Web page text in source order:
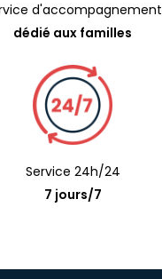
d'accompagnement
dédié aux familles
Service 24h/24
7 jours/7